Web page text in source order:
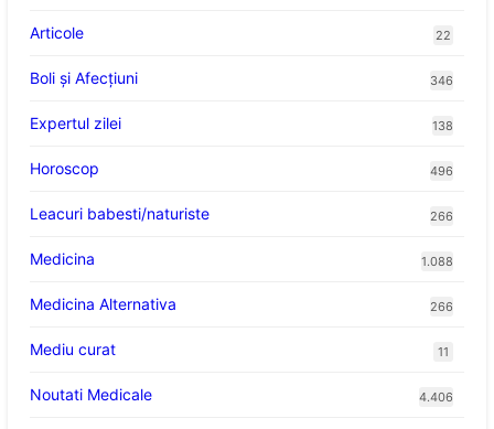
Articole 22
Boli și Afecțiuni 346
Expertul zilei 138
Horoscop 496
Leacuri babesti/naturiste 266
Medicina 1.088
Medicina Alternativa 266
Mediu curat 11
Noutati Medicale 4.406